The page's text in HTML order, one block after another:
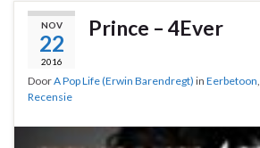
NOV
22
2016
Prince – 4Ever
DoorA Pop Life (Erwin Barendregt) in Eerbetoon,
Recensie